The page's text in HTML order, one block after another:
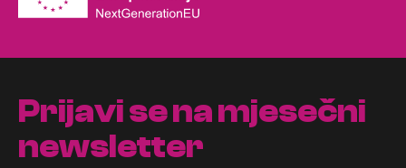
Prijavi se na mjesečni
newsletter